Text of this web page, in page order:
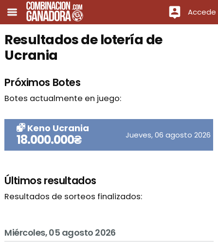
Accede
Resultados de lotería de
Ucrania
Próximos Botes
Botes actualmente en juego:
Keno Ucrania
18.000.000₴ Jueves, 06 agosto 2026
Últimos resultados
Resultados de sorteos finalizados:
Miércoles, 05 agosto 2026